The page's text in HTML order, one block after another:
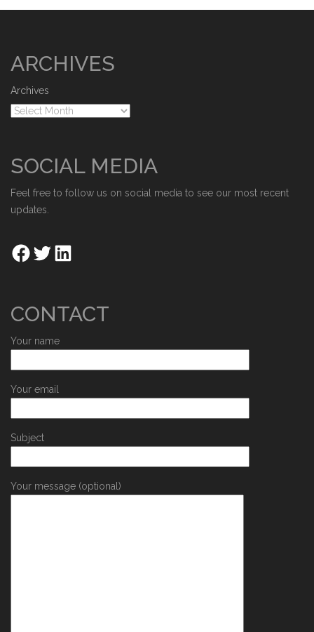
ARCHIVES
Archives
SOCIAL MEDIA
Feel free to follow us on social media to see our most recent
updates.
CONTACT
Your name
Your email
Subject
Your message (optional)